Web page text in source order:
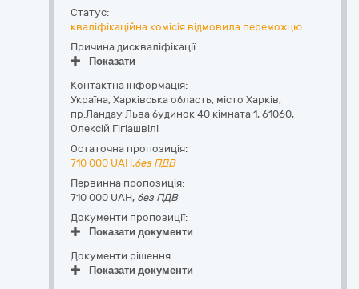
Статус:
кваліфікаційна комісія відмовила переможцю
Причина дискваліфікації:
Показати
Контактна інформація:
Україна, Харківська область, місто Харків,
пр.Ландау Льва будинок 40 кімната 1, 61060,
Олексій Гігіашвілі
Остаточна пропозиція:
710 000 UAH,без ПДВ
Первинна пропозиція:
710 000 UAH, без ПДВ
Документи пропозиції:
Показати документи
Документи рішення:
Показати документи